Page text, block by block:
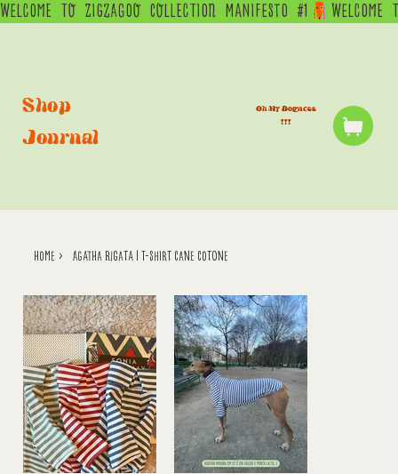
WELCOME  TO  ZIGZAGOO  COLLECTION  MANIFESTO  #1
home > Agatha Rigata | T-Shirt Cane Cotone
Shop
Journal
Oh My Dogness
!!!